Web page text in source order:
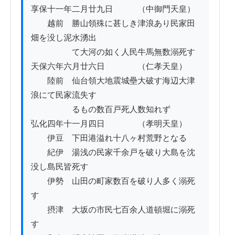
享保十一年二月廿九日　　　（中御門天皇）
越前　勝山領殊に甚しき津浪あり民家田
畑を没し泥水湧出
て大河の如く人民牛馬無数溺死す
天保六年六月廿六日　　　　（仁孝天皇）
陸前　仙台領大地震城壘大破す海辺大津
浪にて民家流失す
るもの数百戸死人数知れず
弘化四年十一月四日　　　　（孝明天皇）
伊豆　下田港溢れ十八ヶ村荒野となる
紀伊　湯浅の民家千余戸を破り大島を沈
没し島民皆死す
伊勢　山田の町家数百を破り人多く溺死
す
摂津　大坂の市民七百余人道頓堀に溺死
す